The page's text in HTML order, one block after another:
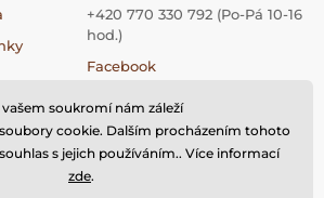
pochopí fungovanie farmy a
(v x š)
+420 770 330 792 (Po-Pá 10-16
hod.)
Facebook
Tiktok
vašem soukromí nám záleží
cookie. Dalším procházením tohoto
s jejich používáním.. Více informací
zde.